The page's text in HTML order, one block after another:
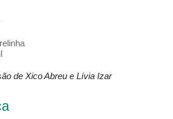
de Xico Abreu e Lívia Izar